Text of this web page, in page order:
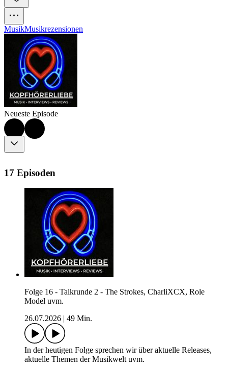
MusikMusikrezensionen
Neueste Episode
17 Episoden
Folge 16 - Talkrunde 2 - The Strokes, CharliXCX, Role
Model uvm.
26.07.2026
49 Min.
In der heutigen Folge sprechen wir über aktuelle Releases,
aktuelle Themen der Musikwelt uvm.